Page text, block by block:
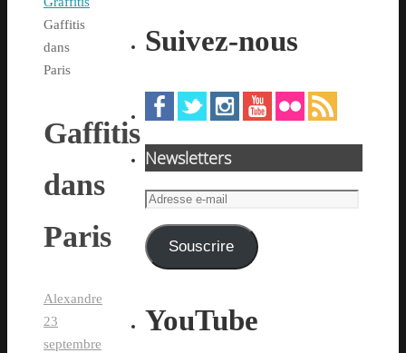
:
Gaffitis
dans
Paris
Gaffitis
dans
Paris
Alexandre
23
septembre
Suivez-nous
Newsletters
Adresse
mail Souscrire
YouTube